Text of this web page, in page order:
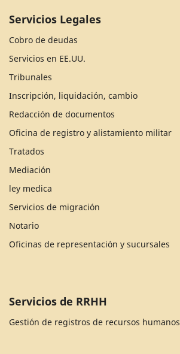
Servicios Legales
Cobro de deudas
Servicios en EE.UU.
Tribunales
Inscripción, liquidación, cambio
Redacción de documentos
Oficina de registro y alistamiento militar
Tratados
Mediación
ley medica
Servicios de migración
Notario
Oficinas de representación y sucursales
Servicios de RRHH
Gestión de registros de recursos humanos